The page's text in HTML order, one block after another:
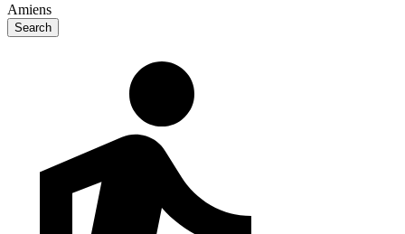
Amiens
Search